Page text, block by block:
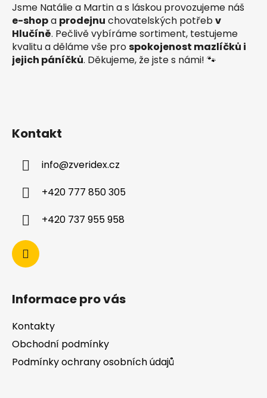
Jsme Natálie a Martin a s láskou provozujeme náš
e-shopa prodejnu chovatelských potřebv
Hlučíně. Pečlivě vybíráme sortiment, testujeme
kvalitu a děláme vše prospokojenost mazlíčků i
jejich páníčků. Děkujeme, že jste s námi! 🐾
Kontakt
info@zveridex.cz
+420 777 850 305
+420 737 955 958
Informace pro vás
Kontakty
Obchodní podmínky
Podmínky ochrany osobních údajů